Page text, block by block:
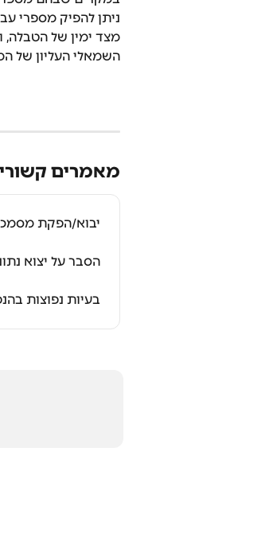
ניתן להפיק מספרי
מצד ימין של הטבלה,
השמאלי העליון של
מאמרים
יבוא/הפקת
הסבר על יצוא
בעיות נפוצות